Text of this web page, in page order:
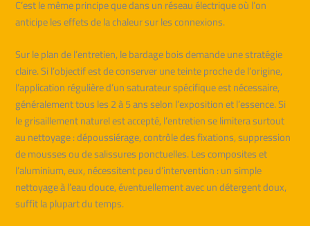
C’est le même principe que dans un réseau électrique où l’on
anticipe les effets de la chaleur sur les connexions.
Sur le plan de l’entretien, le bardage bois demande une stratégie
claire. Si l’objectif est de conserver une teinte proche de l’origine,
l’application régulière d’un saturateur spécifique est nécessaire,
généralement tous les 2 à 5 ans selon l’exposition et l’essence. Si
le grisaillement naturel est accepté, l’entretien se limitera surtout
au nettoyage : dépoussiérage, contrôle des fixations, suppression
de mousses ou de salissures ponctuelles. Les composites et
l’aluminium, eux, nécessitent peu d’intervention : un simple
nettoyage à l’eau douce, éventuellement avec un détergent doux,
suffit la plupart du temps.